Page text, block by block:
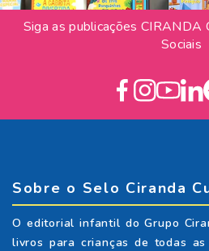
Siga as publicações CIRANDA
Sociais
Sobre o Selo Ciranda
O editorial infantil do Grupo
livros para crianças de todas